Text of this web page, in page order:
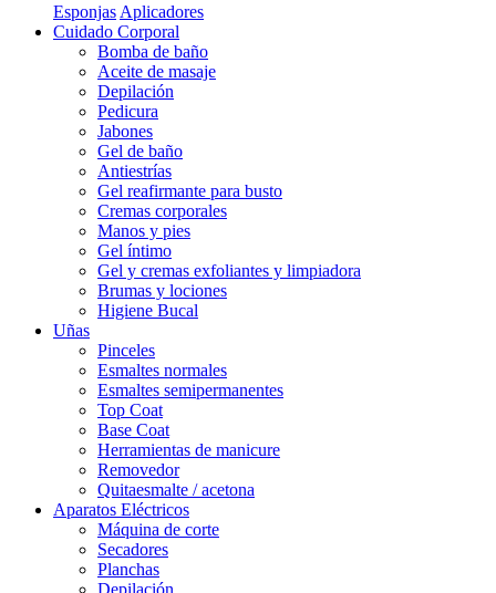
Esponjas Aplicadores
Cuidado Corporal
Bomba de baño
Aceite de masaje
Depilación
Pedicura
Jabones
Gel de baño
Antiestrías
Gel reafirmante para busto
Cremas corporales
Manos y pies
Gel íntimo
Gel y cremas exfoliantes y limpiadora
Brumas y lociones
Higiene Bucal
Uñas
Pinceles
Esmaltes normales
Esmaltes semipermanentes
Top Coat
Base Coat
Herramientas de manicure
Removedor
Quitaesmalte / acetona
Aparatos Eléctricos
Máquina de corte
Secadores
Planchas
Depilación